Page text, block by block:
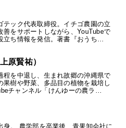
テック代表取締役。イチゴ農園の立
善をサポートしながら、YouTubeで
立ち情報を発信。著書『おうち…
原賢祐）
程を中退し、生まれ故郷の沖縄県で
果樹や野菜、多品目の植物を栽培し
チャンネル「けんゆーの農ラ…
身。 農学部を卒業後、青果卸会社に